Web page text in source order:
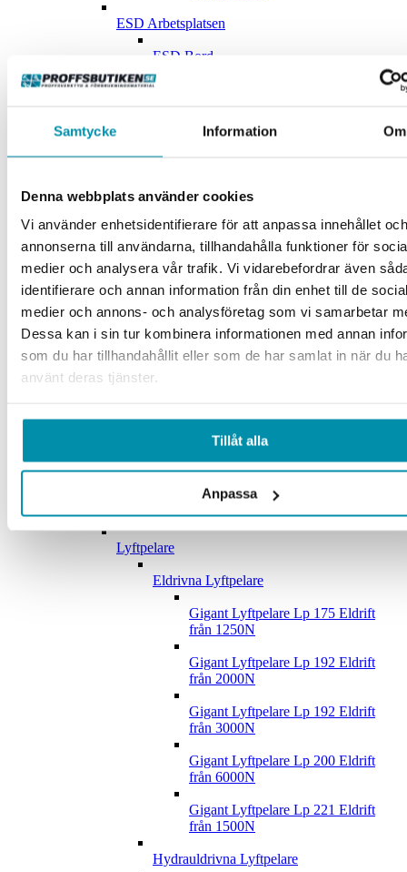
Samtycke Information Om
Denna webbplats använder cookies
Vi använder enhetsidentifierare för att anpassa innehållet och
annonserna till användarna, tillhandahålla funktioner för
medier och analysera vår trafik. Vi vidarebefordrar även
identifierare och annan information från din enhet till de
medier och annons- och analysföretag som vi samarbetar
Dessa kan i sin tur kombinera informationen med annan
som du har tillhandahållit eller som de har samlat in när du
använt deras tjänster.
Tillåt alla
Anpassa
ESD Arbetsplatsen
ESD Bord
Esd-Tillbehör
Golvställ
Kontor och Lunchrumsmöbler
Anslagstavlor
Datortillbehör
Konferensrum
Kontorsrum
Lunchrum
Whiteboard
Verktygspaneler
Lyftpelare
Eldrivna Lyftpelare
Gigant Lyftpelare Lp 175 Eldrift
från 1250N
Gigant Lyftpelare Lp 192 Eldrift
från 2000N
Gigant Lyftpelare Lp 192 Eldrift
från 3000N
Gigant Lyftpelare Lp 200 Eldrift
från 6000N
Gigant Lyftpelare Lp 221 Eldrift
från 1500N
Hydrauldrivna Lyftpelare